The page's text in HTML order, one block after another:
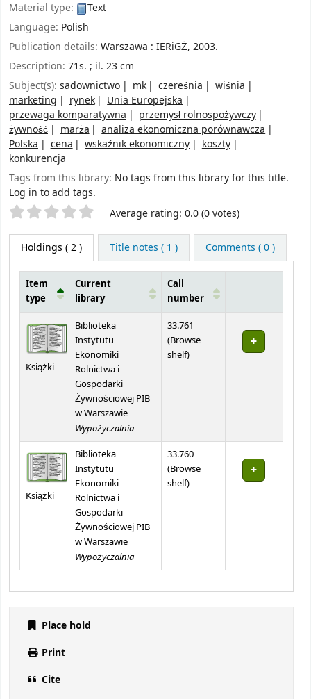
Material type:
Text
Language: Polish
Publication details: Warszawa :IERiGŻ,2003.
Description: 71s. ; il. 23 cm
Subject(s): sadownictwo mk czereśnia
wiśnia
marketing
rynek
Unia Europejska
przewaga komparatywna
przemysł rolnospożywczy
żywność
marża
analiza ekonomiczna porównawcza
Polska
cena wskaźnik ekonomiczny
koszty
konkurencja
Tags from this library: No tags from this library for this title.
Log in to add tags.
Star ratings Average rating: 0.0 (0 votes)
Holdings ( 2 ) Title notes ( 1 ) Comments ( 0 )
Item
type
Current
library
Call
number
Książki
Biblioteka
Instytutu
Ekonomiki
Rolnictwa i
Gospodarki
Żywnościowej PIB
w Warszawie
Wypożyczalnia
33.761
(Browse
shelf(Opens below)
)
Książki
Biblioteka
Instytutu
Ekonomiki
Rolnictwa i
Gospodarki
Żywnościowej PIB
w Warszawie
Wypożyczalnia
33.760
(Browse
shelf(Opens below)
)
Place hold
Print
Cite